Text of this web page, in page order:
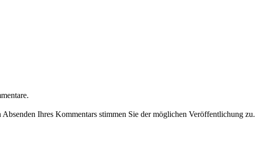
Ihres Kommentars stimmen Sie der möglichen Veröffentlichung zu.